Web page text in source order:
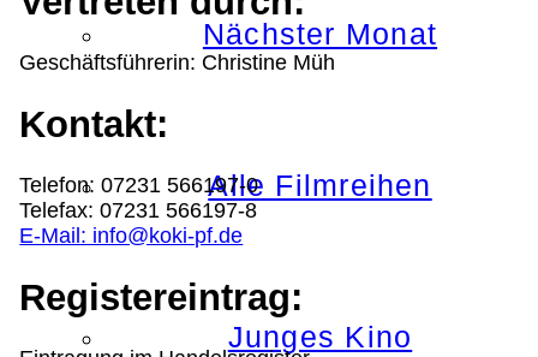
Nächster Monat
Alle Filmreihen
Junges Kino
Geschäftsführerin: Christine Müh
Kontakt:
Telefon: 07231 566197-0
Telefax: 07231 566197-8
E-Mail: info@koki-pf.de
Registereintrag: